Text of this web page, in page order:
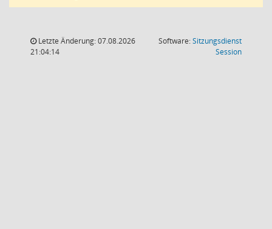
Letzte Änderung: 07.08.2026
21:04:14
Software:Sitzungsdienst
Session(Wird in